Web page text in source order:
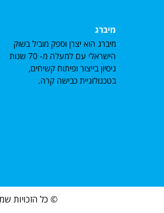
מיברג
מיברג הוא יצרן וספק מוביל בשוק
הישראלי עם למעלה מ- 70 שנות
ניסיון בייצור ופיתוח קשיחים,
בטכנולוגיית כבישה קרה.
© כל הזכויות